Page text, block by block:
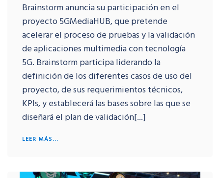
Brainstorm anuncia su participación en el
proyecto 5GMediaHUB, que pretende
acelerar el proceso de pruebas y la validación
de aplicaciones multimedia con tecnología
5G. Brainstorm participa liderando la
definición de los diferentes casos de uso del
proyecto, de sus requerimientos técnicos,
KPIs, y establecerá las bases sobre las que se
diseñará el plan de validación[...]
LEER MÁS...